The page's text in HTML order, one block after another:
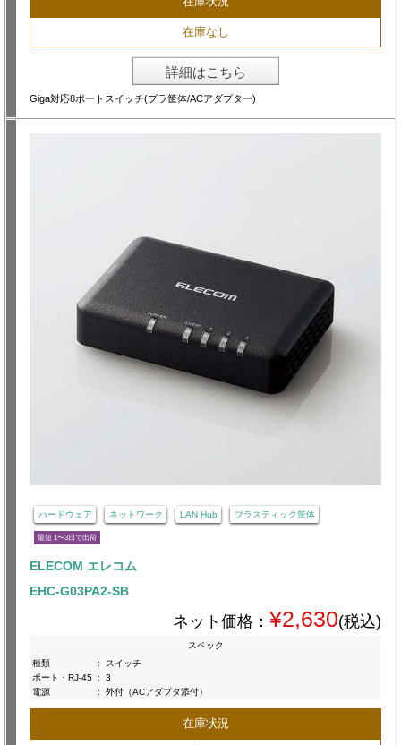
在庫なし
詳細はこちら
Giga対応8ポートスイッチ(プラ筐体/ACアダプター)
ハードウェア ネットワーク LAN Hub プラスティック筐体
最短 1〜3日で出荷
ELECOM エレコム
EHC-G03PA2-SB
ネット価格： ¥2,630(税込)
スペック
種類
:
スイッチ
ポート・RJ-45 :
3
電源
: 外付（ACアダプタ添付）
在庫状況